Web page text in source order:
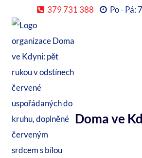
obsah
379 731 388 Po - Pá:
Doma ve